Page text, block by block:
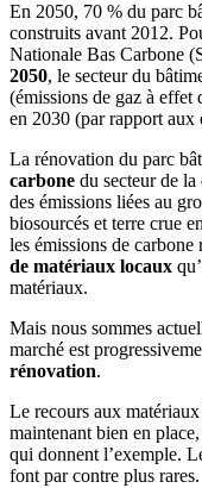
En 2050, 70 % du parc
construits avant 2012.
Nationale Bas Carbone
2050, le secteur du
(émissions de gaz à effet
en 2030 (par rapport aux
La rénovation du parc
carbone du secteur de
des émissions liées au
biosourcés et terre crue
les émissions de
de matériaux locaux
matériaux.
Mais nous sommes
marché est
rénovation.
Le recours aux
maintenant bien en
qui donnent l’exemple.
font par contre plus rares.